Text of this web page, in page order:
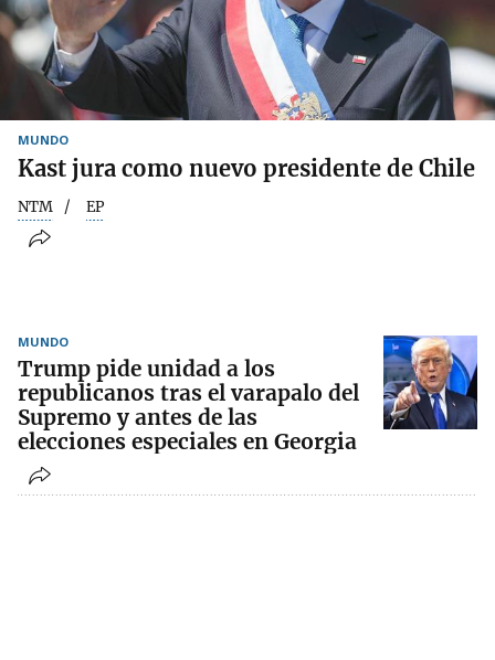
MUNDO
Kast jura como nuevo presidente de Chile
NTM EP
MUNDO
Trump pide unidad a los
republicanos tras el varapalo del
Supremo y antes de las
elecciones especiales en Georgia